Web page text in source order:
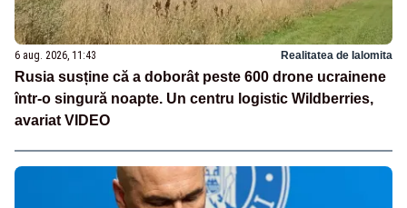
6 aug. 2026, 11:43 Realitatea de Ialomita
Rusia susține că a doborât peste 600 drone ucrainene
într-o singură noapte. Un centru logistic Wildberries,
avariat VIDEO